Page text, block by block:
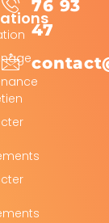
76 93
47